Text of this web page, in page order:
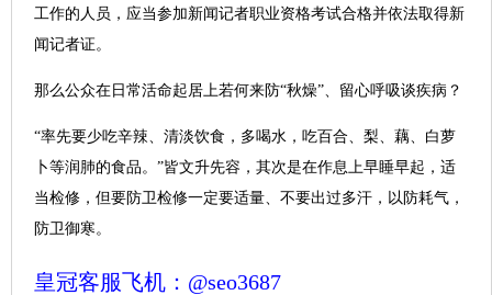
工作的人员，应当参加新闻记者职业资格考试合格并依法取得新
闻记者证。
那么公众在日常活命起居上若何来防“秋燥”、留心呼吸谈疾病？
“率先要少吃辛辣、清淡饮食，多喝水，吃百合、梨、藕、白萝
卜等润肺的食品。”皆文升先容，其次是在作息上早睡早起，适
当检修，但要防卫检修一定要适量、不要出过多汗，以防耗气，
防卫御寒。
皇冠客服飞机：@seo3687